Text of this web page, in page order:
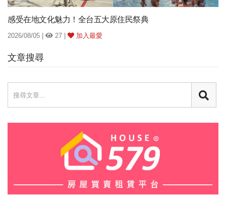
文章搜尋
感受在地文化魅力！全台五大原住民祭典
2026/08/05 | 27 | 加入最愛